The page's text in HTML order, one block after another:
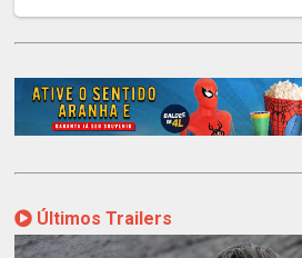
Últimos Trailers